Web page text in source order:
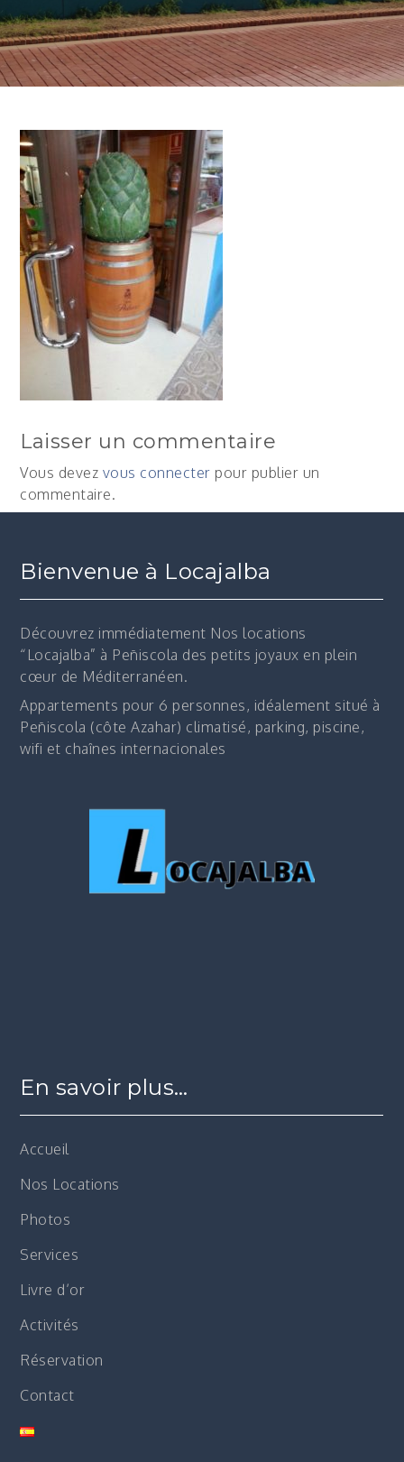
Laisser un commentaire
Vous devez vous connecter pour publier un
commentaire.
Bienvenue à Locajalba
Découvrez immédiatement Nos locations
“Locajalba” à Peñiscola des petits joyaux en plein
cœur de Méditerranéen.
Appartements pour 6 personnes, idéalement situé à
Peñiscola (côte Azahar) climatisé, parking, piscine,
wifi et chaînes internacionales
En savoir plus…
Accueil
Nos Locations
Photos
Services
Livre d’or
Activités
Réservation
Contact